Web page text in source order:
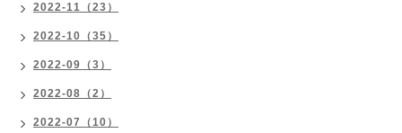
2022-11（23）
2022-10（35）
2022-09（3）
2022-08（2）
2022-07（10）